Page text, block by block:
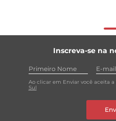
Inscreva-se na
Ao clicar em Enviar você aceita a
Sul